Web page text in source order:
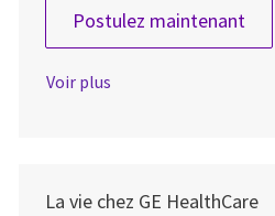
Postulez maintenant
Voir plus
La vie chez GE HealthCare